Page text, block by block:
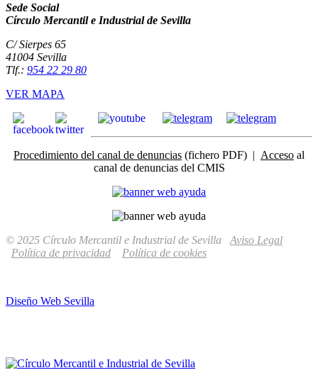
Sede Social
Círculo Mercantil e Industrial de Sevilla
C/ Sierpes 65
41004 Sevilla
Tlf.: 954 22 29 80
VER MAPA
Procedimiento del canal de denuncias (fichero PDF) | Acceso al
canal de denuncias del CMIS
© 2025 Círculo Mercantil e Industrial de Sevilla Aviso Legal
Política de privacidad
Política de cookies
Diseño Web Sevilla